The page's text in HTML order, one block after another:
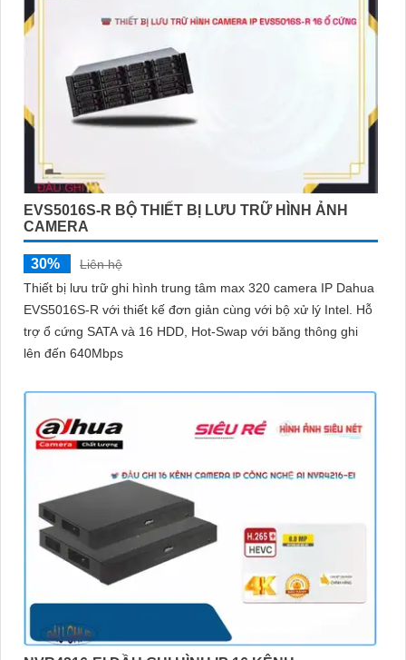
EVS5016S-R BỘ THIẾT BỊ LƯU TRỮ HÌNH ẢNH
CAMERA
30%
Liên hệ
Thiết bị lưu trữ ghi hình trung tâm max 320 camera IP Dahua
EVS5016S-R với thiết kế đơn giản cùng với bộ xử lý Intel. Hỗ
trợ ổ cứng SATA và 16 HDD, Hot-Swap với băng thông ghi
lên đến 640Mbps